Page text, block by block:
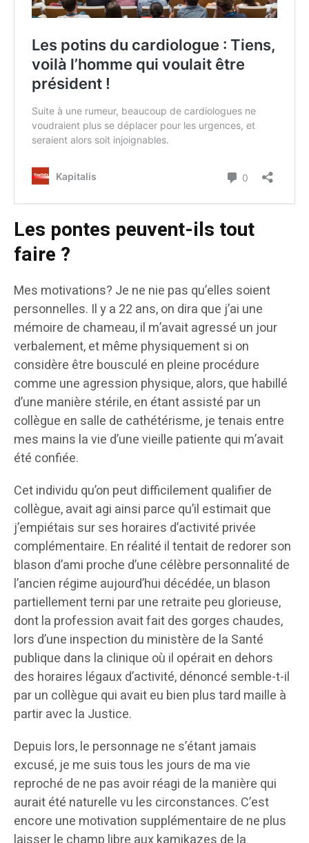
Les pontes peuvent-ils tout
faire ?
Mes motivations? Je ne nie pas qu’elles soient
personnelles. Il y a 22 ans, on dira que j’ai une
mémoire de chameau, il m’avait agressé un jour
verbalement, et même physiquement si on
considère être bousculé en pleine procédure
comme une agression physique, alors, que habillé
d’une manière stérile, en étant assisté par un
collègue en salle de cathétérisme, je tenais entre
mes mains la vie d’une vieille patiente qui m’avait
été confiée.
Cet individu qu’on peut difficilement qualifier de
collègue, avait agi ainsi parce qu’il estimait que
j’empiétais sur ses horaires d’activité privée
complémentaire. En réalité il tentait de redorer son
blason d’ami proche d’une célèbre personnalité de
l’ancien régime aujourd’hui décédée, un blason
partiellement terni par une retraite peu glorieuse,
dont la profession avait fait des gorges chaudes,
lors d’une inspection du ministère de la Santé
publique dans la clinique où il opérait en dehors
des horaires légaux d’activité, dénoncé semble-t-il
par un collègue qui avait eu bien plus tard maille à
partir avec la Justice.
Depuis lors, le personnage ne s’étant jamais
excusé, je me suis tous les jours de ma vie
reproché de ne pas avoir réagi de la manière qui
aurait été naturelle vu les circonstances. C’est
encore une motivation supplémentaire de ne plus